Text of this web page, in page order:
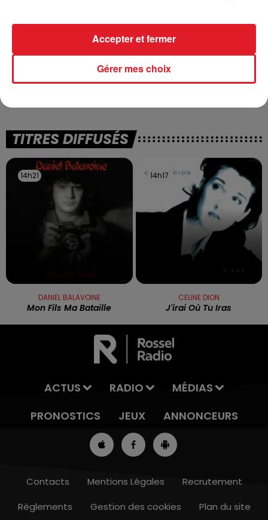
7h00 - 10h00
13 juillet 2026
WINGLES: UN JEUNE PERD LA VIE, NOYÉ À
LA BASE DE LOISIRS
TITRES DIFFUSÉS
14h21
14h21
DANIEL BALAVOINE
Mon Fils Ma Bataille
14h17
14h17
CELINE DION
J'irai Où Tu Iras
ACTUS RADIO
MÉDIAS
PRONOSTICS
JEUX ANNONCEURS
Contacts Mentions Légales
Recrutement
Règlements
Gestion des cookies Plan du site
Gérer mes choix
Accepter et fermer